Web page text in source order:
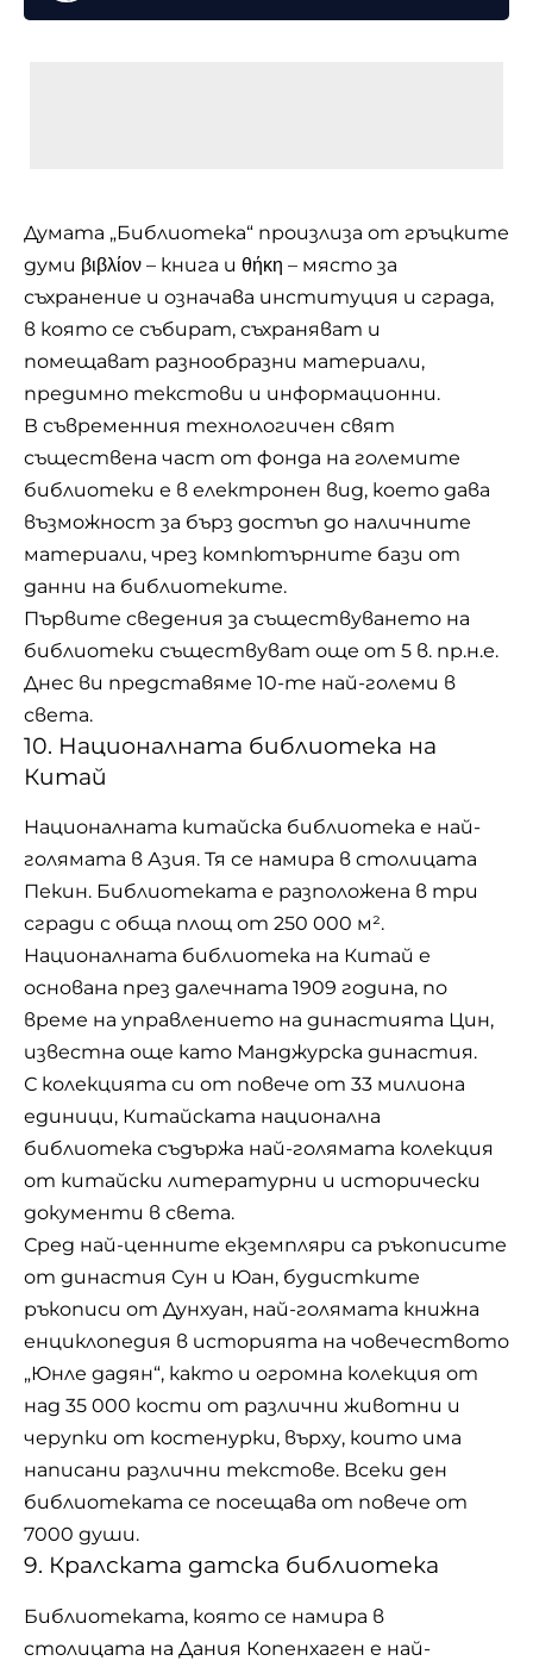
Думата „Библиотека“ произлиза от гръцките
думи βιβλίον – книга и θήκη – място за
съхранение и означава институция и сграда,
в която се събират, съхраняват и
помещават разнообразни материали,
предимно текстови и информационни.
В съвременния технологичен свят
съществена част от фонда на големите
библиотеки е в електронен вид, което дава
възможност за бърз достъп до наличните
материали, чрез компютърните бази от
данни на библиотеките.
Първите сведения за съществуването на
библиотеки съществуват още от 5 в. пр.н.е.
Днес ви представяме 10-те най-големи в
света.
10. Националната библиотека на
Китай
Националната китайска библиотека е най-
голямата в Азия. Тя се намира в столицата
Пекин. Библиотеката е разположена в три
сгради с обща площ от 250 000 м².
Националната библиотека на Китай е
основана през далечната 1909 година, по
време на управлението на династията Цин,
известна още като Манджурска династия.
С колекцията си от повече от 33 милиона
единици, Китайската национална
библиотека съдържа най-голямата колекция
от китайски литературни и исторически
документи в света.
Сред най-ценните екземпляри са ръкописите
от династия Сун и Юан, будистките
ръкописи от Дунхуан, най-голямата книжна
енциклопедия в историята на човечеството
„Юнле дадян“, както и огромна колекция от
над 35 000 кости от различни животни и
черупки от костенурки, върху, които има
написани различни текстове. Всеки ден
библиотеката се посещава от повече от
7000 души.
9. Кралската датска библиотека
Библиотеката, която се намира в
столицата на Дания Копенхаген е най-